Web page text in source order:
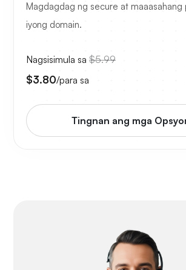
Magdagdag ng secure at maaasahang
iyong domain.
Nagsisimula sa $5.99
$3.80/para sa
Tingnan ang mga